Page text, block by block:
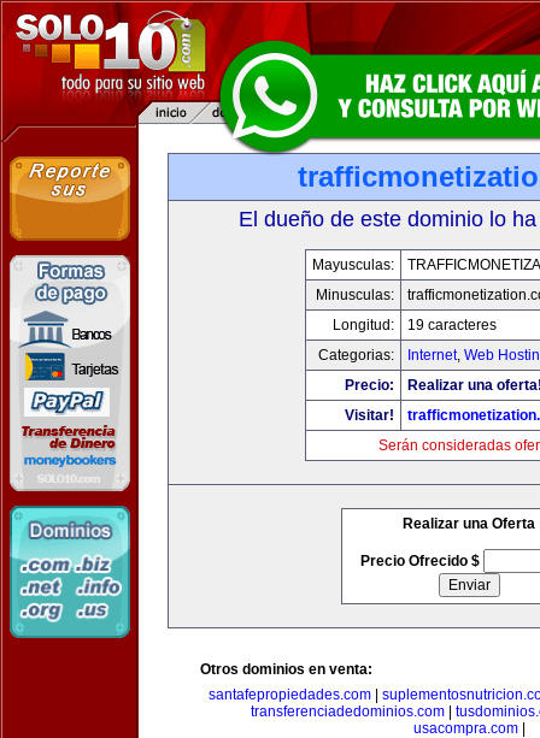
El dueño de este dominio lo
Mayusculas:
Minusculas:
Longitud:
19 caracteres
Categorias:
Internet, Web
Precio:
Realizar una
Visitar!
Serán consideradas
Realizar una Oferta
Precio Ofrecido $
Otros dominios en venta:
santafepropiedades.com|
transferenciadedominios.com|
usacompra.com|